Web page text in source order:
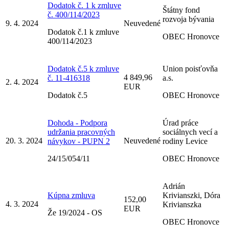
9. 4. 2024
Dodatok č. 1 k zmluve
č. 400/114/2023
Dodatok č.1 k zmluve
400/114/2023
Neuvedené
Štátny fond
rozvoja bývania
OBEC Hronovce
2. 4. 2024
Dodatok č.5 k zmluve
č. 11-416318
Dodatok č.5
4 849,96
EUR
Union poisťovňa
a.s.
OBEC Hronovce
20. 3. 2024
Dohoda - Podpora
udržania pracovných
návykov - PUPN 2
24/15/054/11
Neuvedené
Úrad práce
sociálnych vecí a
rodiny Levice
OBEC Hronovce
4. 3. 2024
Kúpna zmluva
Že 19/2024 - OS
152,00
EUR
Adrián
Krivianszki, Dóra
Krivianszka
OBEC Hronovce